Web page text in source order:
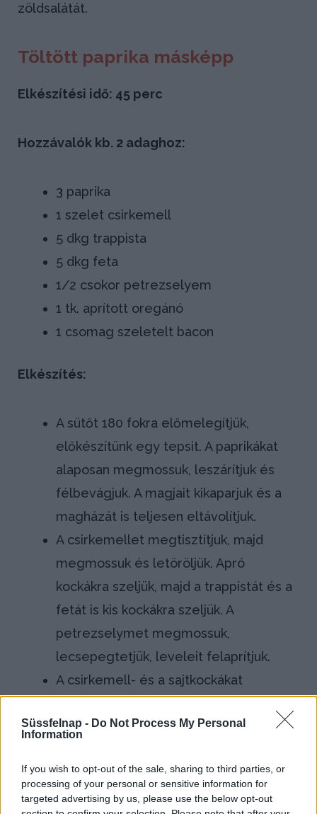
Süssfelnap - Do Not Process My Personal
Information
If you wish to opt-out of the sale, sharing to third parties, or
processing of your personal or sensitive information for
targeted advertising by us, please use the below opt-out
zöldsalátát.
Töltött paprika másképp
Elkészítési idő: 45 perc
Hozzávalók kb. 2 adaghoz:
3 paprika
1 szelet csirkemell
5 dkg trappista
5 dkg feta
1/2 csokor petrezselyem
1 tk. aprított oregánó
1 csomag szeletelt bacon
Elkészítés:
A sütőt 180 fokra előmelegítjük,
előkészítünk egy tepsit. A paprikákat
alaposan megmossuk, leszárítjuk és
félbevágjuk. A magjait kikaparjuk és a
magházát is teljesen eltávolítjuk.
A csirkemellet megtisztítjuk, majd
megmossuk és letöröljük. Apró
kockákra szeljük, majd a trappistát és a
fetát is kis kockákra szeljük. A
petrezselymet megmossuk,
lecsepegtetjük, leveleit felaprítjuk.
A csirkemell- és a sajtkockákat
petrezselyemzölddel. Ízlés szerint
fűszerezzük. Összeforgatjuk és
megtöltjük vele a paprikákat. Ezeket